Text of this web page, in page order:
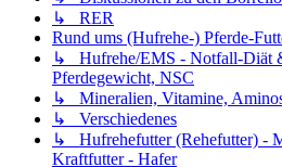
↳ RER
Rund ums (Hufrehe-) Pferde-
↳ Hufrehe/EMS - Notfall-Diät
Pferdegewicht, NSC
↳ Mineralien, Vitamine,
↳ Verschiedenes
↳ Hufrehefutter (Rehefutter) -
Kraftfutter - Hafer